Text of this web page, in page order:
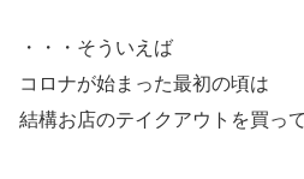
・・・そういえば
コロナが始まった最初の頃は
結構お店のテイクアウトを買っ